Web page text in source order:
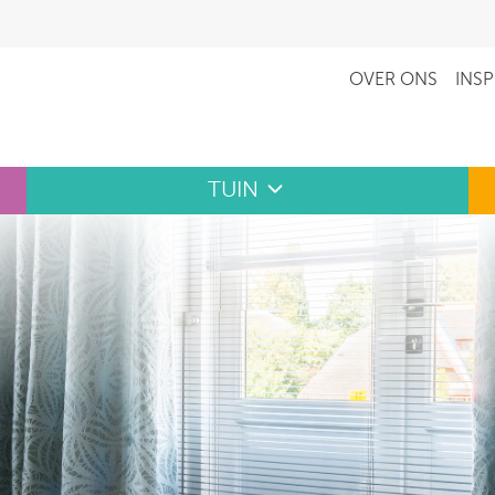
OVER ONS
TUIN